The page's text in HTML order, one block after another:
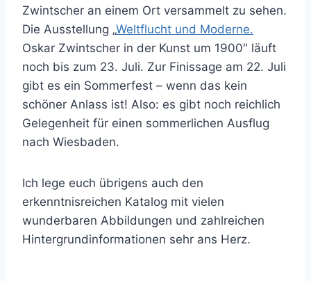
Zwintscher an einem Ort versammelt zu sehen.
Die Ausstellung „Weltflucht und Moderne.
Oskar Zwintscher in der Kunst um 1900″ läuft
noch bis zum 23. Juli. Zur Finissage am 22. Juli
gibt es ein Sommerfest – wenn das kein
schöner Anlass ist! Also: es gibt noch reichlich
Gelegenheit für einen sommerlichen Ausflug
nach Wiesbaden.
Ich lege euch übrigens auch den
erkenntnisreichen Katalog mit vielen
wunderbaren Abbildungen und zahlreichen
Hintergrundinformationen sehr ans Herz.